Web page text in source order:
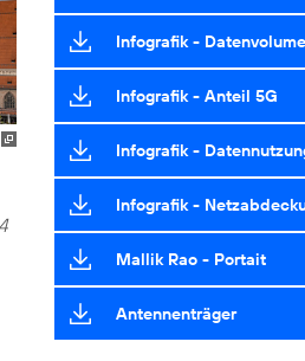
Infografik -
Infografik - Anteil 5G
Infografik -
Infografik -
Mallik Rao - Portait
Antennenträger